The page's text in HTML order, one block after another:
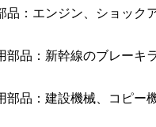
：エンジン、ショック
部品：新幹線のブレーキ
部品：建設機械、コピー